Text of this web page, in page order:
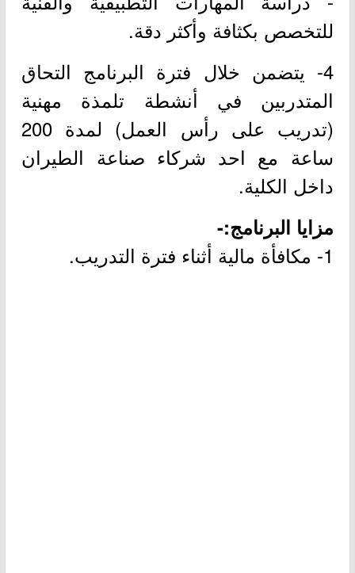
للتخصص بكثافة وأكثر دقة.
4- يتضمن خلال فترة البرنامج التحاق
المتدربين في أنشطة تلمذة مهنية
(تدريب على رأس العمل) لمدة 200
ساعة مع احد شركاء صناعة الطيران
داخل الكلية.
مزايا البرنامج:-
1- مكافأة مالية أثناء فترة التدريب.